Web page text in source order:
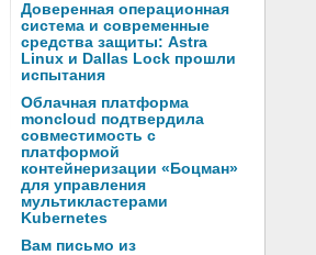
Доверенная операционная
система и современные
средства защиты: Astra
Linux и Dallas Lock прошли
испытания
Облачная платформа
moncloud подтвердила
совместимость с
платформой
контейнеризации «Боцман»
для управления
мультикластерами
Kubernetes
Вам письмо из